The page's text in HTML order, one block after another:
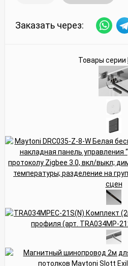
Заказать через:
Товары серии